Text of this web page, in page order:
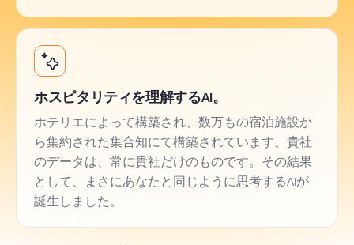
ホスピタリティを理解するAI。
ホテリエによって構築され、数万もの宿泊施設か
ら集約された集合知にて構築されています。貴社
のデータは、常に貴社だけのものです。その結果
として、まさにあなたと同じように思考するAIが
誕生しました。